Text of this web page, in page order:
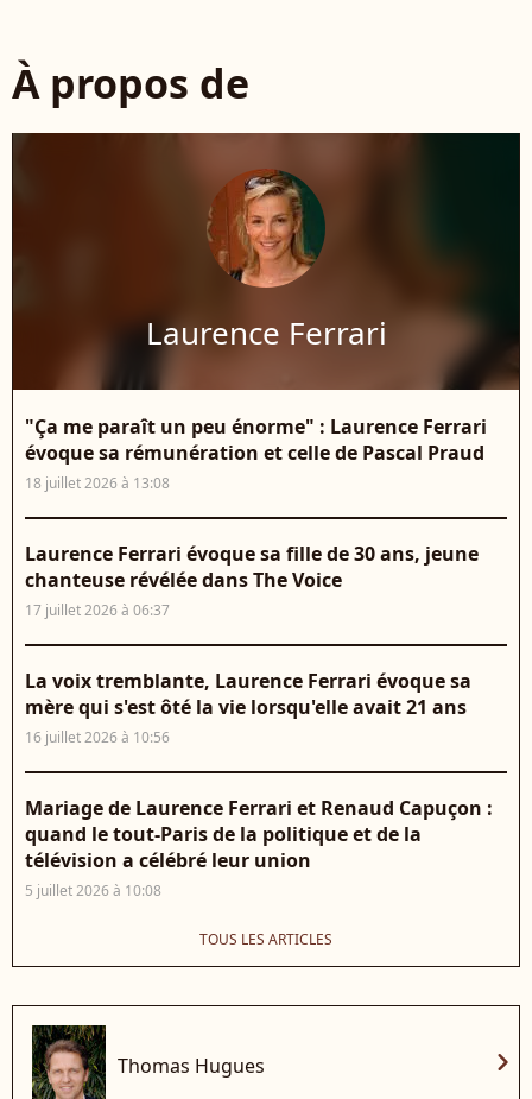
À propos de
Laurence Ferrari
"Ça me paraît un peu énorme" : Laurence Ferrari
évoque sa rémunération et celle de Pascal Praud
18 juillet 2026 à 13:08
Laurence Ferrari évoque sa fille de 30 ans, jeune
chanteuse révélée dans The Voice
17 juillet 2026 à 06:37
La voix tremblante, Laurence Ferrari évoque sa
mère qui s'est ôté la vie lorsqu'elle avait 21 ans
16 juillet 2026 à 10:56
Mariage de Laurence Ferrari et Renaud Capuçon :
quand le tout-Paris de la politique et de la
télévision a célébré leur union
5 juillet 2026 à 10:08
TOUS LES ARTICLES
Thomas Hugues chevron_right